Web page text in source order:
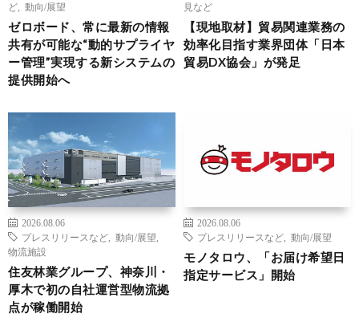
ど
動向/展望
ゼロボード、常に最新の情報
共有が可能な“動的サプライヤ
ー管理”実現する新システムの
提供開始へ
見など
【現地取材】貿易関連業務の
効率化目指す業界団体「日本
貿易DX協会」が発足
2026.08.06
プレスリリースなど
動向/展望
物流施設
住友林業グループ、神奈川・
厚木で初の自社運営型物流拠
点が稼働開始
2026.08.06
プレスリリースなど
動向/展望
モノタロウ、「お届け希望日
指定サービス」開始